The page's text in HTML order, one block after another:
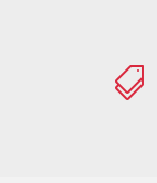
